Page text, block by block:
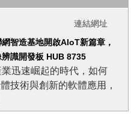
可被駭客用來執行攻
仿冒裝置身分存取其
在市場上的售價
72元新臺幣），是由
半導體業者樂鑫
智造基地開啟AIoT新篇章，
識開發板 HUB 8735
迅速崛起的時代，如何
技術與創新的軟體應用，
生活，成為許多科技公司
。近期物聯網智造基地與
連結網址